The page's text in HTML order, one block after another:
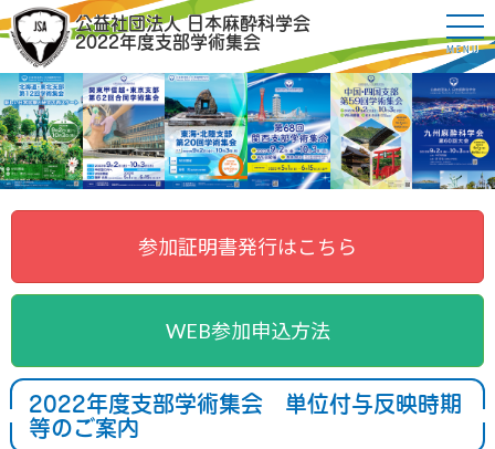
MENU
公益社団法人 日本麻酔科学会
2022年度支部学術集会
参加証明書発行はこちら
WEB参加申込方法
2022年度支部学術集会 単位付与反映時期
等のご案内